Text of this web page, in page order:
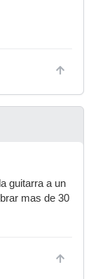
guitarra a un
mas de 30